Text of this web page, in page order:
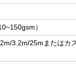
）
3.2m/25m またはカ